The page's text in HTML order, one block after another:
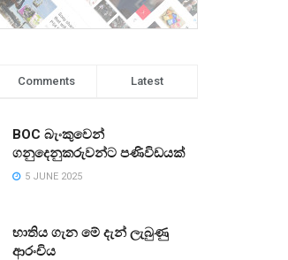
Comments Latest
BOC බැංකුවෙන්
ගනුදෙනුකරුවන්ට පණිවිඩයක්
5 JUNE 2025
භාතිය ගැන මේ දැන් ලැබුණු
ආරංචිය